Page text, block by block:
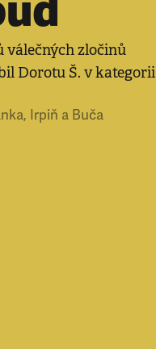
válečných zločinů
Dorotu Š. v kategorii
Irpiň a Buča